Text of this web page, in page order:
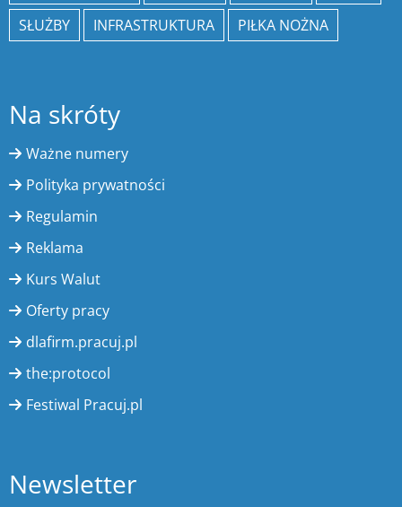
SŁUŻBY
INFRASTRUKTURA PIŁKA NOŻNA
Na skróty
Ważne numery
Polityka prywatności
Regulamin
Reklama
Kurs Walut
Oferty pracy
dlafirm.pracuj.pl
the:protocol
Festiwal Pracuj.pl
Newsletter